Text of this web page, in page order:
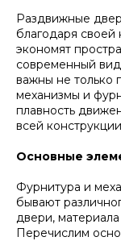
Раздвижные
благодаря своей
экономят
современный
важны не только
механизмы и
плавность
всей
Основные
Фурнитура и
бывают
двери,
Перечислим